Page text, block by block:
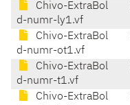
Chivo-ExtraBol
d-numr-ly1.vf
Chivo-ExtraBol
d-numr-ot1.vf
Chivo-ExtraBol
d-numr-t1.vf
Chivo-ExtraBol